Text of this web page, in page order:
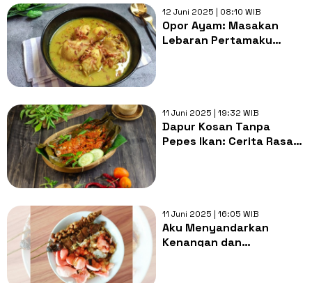
12 Juni 2025 | 08:10 WIB
Opor Ayam: Masakan
Lebaran Pertamaku
11 Juni 2025 | 19:32 WIB
Dapur Kosan Tanpa
Pepes Ikan: Cerita Rasa
11 Juni 2025 | 16:05 WIB
Aku Menyandarkan
Kenangan dan